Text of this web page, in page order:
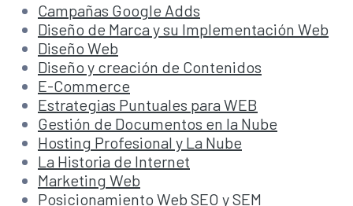
Campañas Google Adds
Diseño de Marca y su Implementación Web
Diseño Web
Diseño y creación de Contenidos
E-Commerce
Estrategias Puntuales para WEB
Gestión de Documentos en la Nube
Hosting Profesional y La Nube
La Historia de Internet
Marketing Web
Posicionamiento Web SEO y SEM